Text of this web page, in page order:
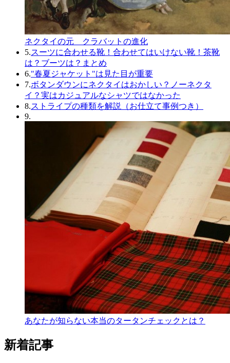
ネクタイの元 クラバットの進化
5.スーツに合わせる靴！合わせてはいけない靴！茶靴
は？ブーツは？まとめ
6."春夏ジャケット"は見た目が重要
7.ボタンダウンにネクタイはおかしい？ノーネクタ
イ？実はカジュアルなシャツではなかった
8.ストライプの種類を解説（お仕立て事例つき）
9.
あなたが知らない本当のタータンチェックとは？
新着記事